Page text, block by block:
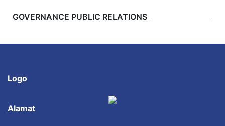
Previous
GOVERNANCE PUBLIC RELATIONS
Logo
Alamat